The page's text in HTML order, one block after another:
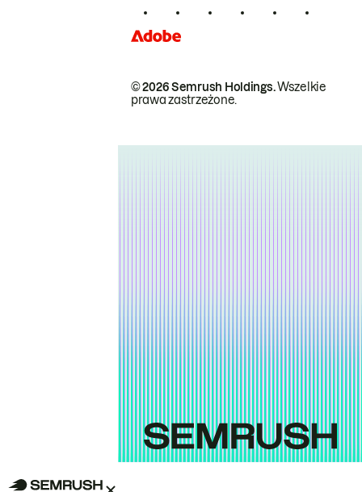
© 2026 Semrush Holdings.Wszelkie
prawa zastrzeżone.